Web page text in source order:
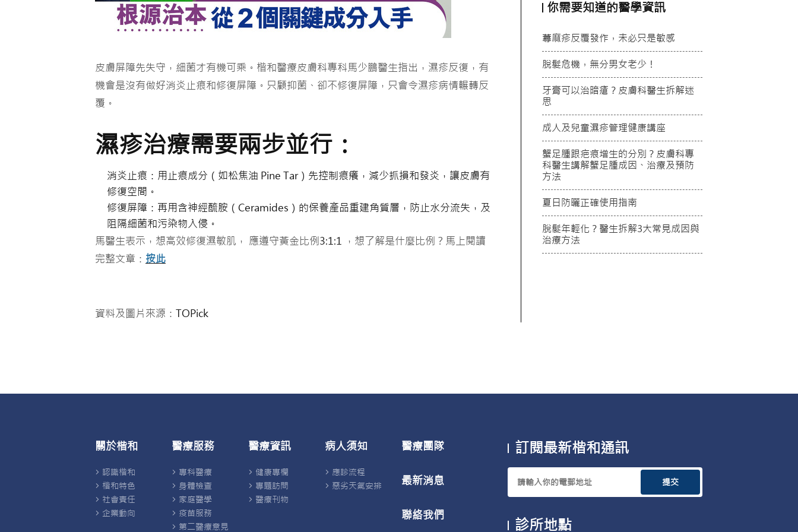
皮膚屏障先失守，細菌才有機可乘。楷和醫療皮膚科專科馬少鵬醫生指出，濕疹反復，有
機會是沒有做好消炎止痕和修復屏障。只顧抑菌、卻不修復屏障，只會令濕疹病情輾轉反
覆。
濕疹治療需要兩步並行：
消炎止痕：用止痕成分（如松焦油 Pine Tar）先控制痕癢，減少抓損和發炎，讓皮膚有
修復空間。
修復屏障：再用含神經酼胺（ Ceramides ）的保養產品重建角質層，防止水分流失，及
阻隔細菌和污染物入侵。
馬醫生表示，想高效修復濕敏肌， 應遵守黃金比例 3:1:1 ，想了解是什麼比例？馬上閱讀
完整文章： 按此
資料及圖片來源： TOPick
你需要知道的醫學資訊
蕁麻疹反覆發作，未必只是敏感
脫髮危機，無分男女老少！
牙膏可以治暗瘡？皮膚科醫生拆解迷
思
成人及兒童濕疹管理健康講座
蟹足腫跟疤痕增生的分別？皮膚科專
科醫生講解蟹足腫成因、治療及預防
方法
夏日防曬正確使用指南
脫髮年輕化？醫生拆解3大常見成因與
治療方法
關於楷和
認識楷和
楷和特色
社會責任
企業動向
醫療服務
專科醫療
身體檢查
家庭醫學
疫苗服務
第二醫療意見
醫療資訊
健康專欄
專題訪問
醫療刊物
病人須知
應診流程
惡劣天氣安排
醫療團隊
最新消息
聯絡我們
訂閱最新楷和通訊
提交
診所地點